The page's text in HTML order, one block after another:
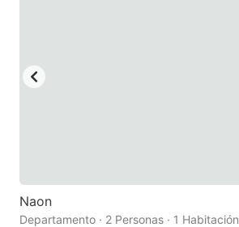
Naon
Departamento · 2 Personas · 1 Habitación